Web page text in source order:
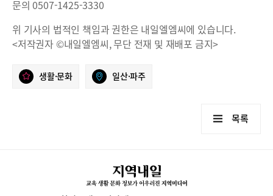
문의 0507-1425-3330
위 기사의 법적인 책임과 권한은 내일엘엠씨에 있습니다.
<저작권자 ©내일엘엠씨, 무단 전재 및 재배포 금지>
생활·문화 일산·파주
목록